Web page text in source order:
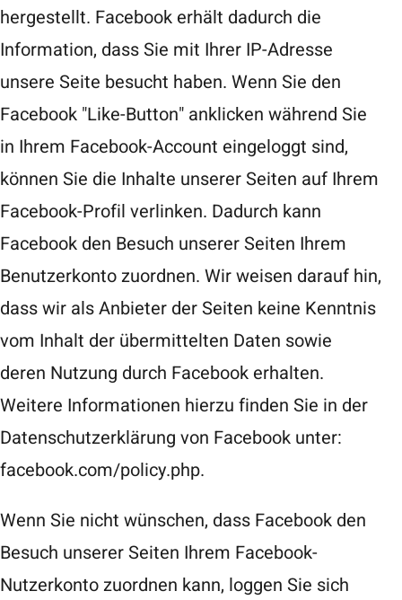
hergestellt. Facebook erhält dadurch die
Information, dass Sie mit Ihrer IP-Adresse
unsere Seite besucht haben. Wenn Sie den
Facebook "Like-Button" anklicken während Sie
in Ihrem Facebook-Account eingeloggt sind,
können Sie die Inhalte unserer Seiten auf Ihrem
Facebook-Profil verlinken. Dadurch kann
Facebook den Besuch unserer Seiten Ihrem
Benutzerkonto zuordnen. Wir weisen darauf hin,
dass wir als Anbieter der Seiten keine Kenntnis
vom Inhalt der übermittelten Daten sowie
deren Nutzung durch Facebook erhalten.
Weitere Informationen hierzu finden Sie in der
Datenschutzerklärung von Facebook unter:
facebook.com/policy.php.
Wenn Sie nicht wünschen, dass Facebook den
Besuch unserer Seiten Ihrem Facebook-
Nutzerkonto zuordnen kann, loggen Sie sich